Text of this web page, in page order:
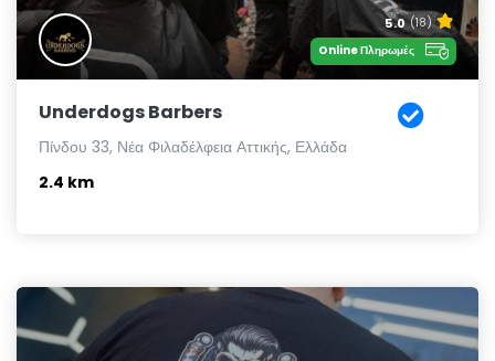
5.0 (18)
Online Πληρωμές
Underdogs Barbers
Πίνδου 33, Νέα Φιλαδέλφεια Αττικής, Ελλάδα
2.4 km